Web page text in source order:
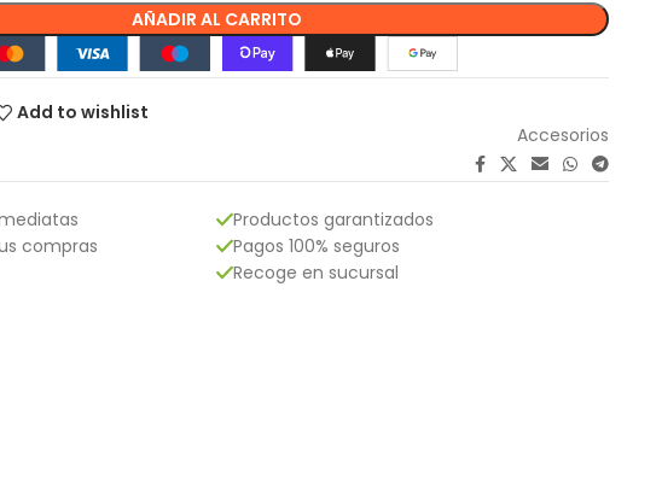
AÑADIR AL CARRITO
Add to wishlist
Accesorios
compras
Productos garantizados
Pagos 100% seguros
Recoge en sucursal